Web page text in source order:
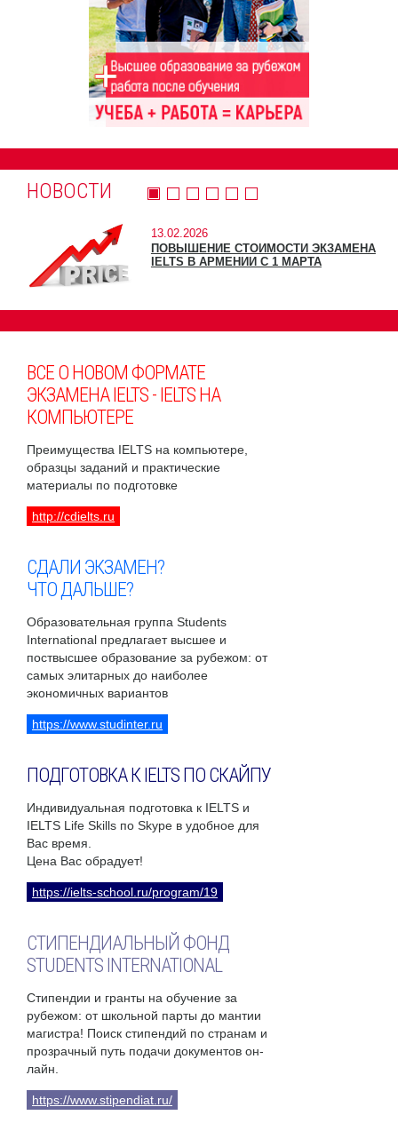
НОВОСТИ
13.02.2026
ПОВЫШЕНИЕ СТОИМОСТИ ЭКЗАМЕНА
IELTS В АРМЕНИИ С 1 МАРТА
ВСЕ О НОВОМ ФОРМАТЕ
ЭКЗАМЕНА IELTS - IELTS НА
КОМПЬЮТЕРЕ
Преимущества IELTS на компьютере,
образцы заданий и практические
материалы по подготовке
http://cdielts.ru
СДАЛИ ЭКЗАМЕН?
ЧТО ДАЛЬШЕ?
Образовательная группа Students
International предлагает высшее и
поствысшее образование за рубежом: от
самых элитарных до наиболее
экономичных вариантов
https://www.studinter.ru
ПОДГОТОВКА К IELTS ПО СКАЙПУ
Индивидуальная подготовка к IELTS и
IELTS Life Skills по Skype в удобное для
Вас время.
Цена Вас обрадует!
https://ielts-school.ru/program/19
СТИПЕНДИАЛЬНЫЙ ФОНД
STUDENTS INTERNATIONAL
Стипендии и гранты на обучение за
рубежом: от школьной парты до мантии
магистра! Поиск стипендий по странам и
прозрачный путь подачи документов он-
лайн.
https://www.stipendiat.ru/